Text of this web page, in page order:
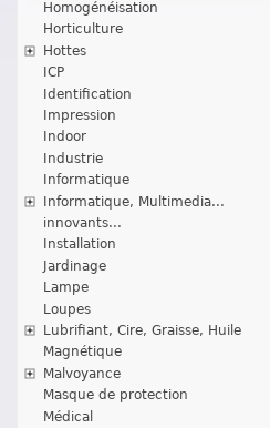
Homogénéisation
Horticulture
Hottes
ICP
Identification
Impression
Indoor
Industrie
Informatique
Informatique, Multimedia...
innovants...
Installation
Jardinage
Lampe
Loupes
Lubrifiant, Cire, Graisse, Huile
Magnétique
Malvoyance
Masque de protection
Médical